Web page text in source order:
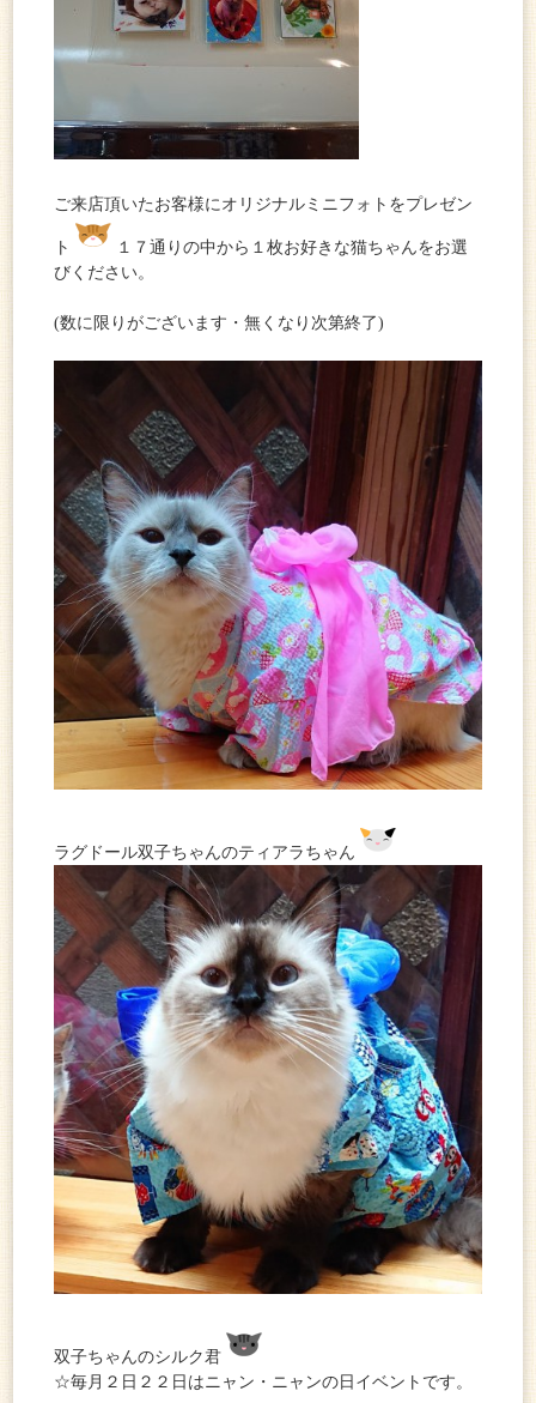
ご来店頂いたお客様にオリジナルミニフォトをプレゼン
ト
１７通りの中から１枚お好きな猫ちゃんをお選
びください。
(数に限りがございます・無くなり次第終了)
ラグドール双子ちゃんのティアラちゃん
双子ちゃんのシルク君
☆毎月２日２２日はニャン・ニャンの日イベントです。